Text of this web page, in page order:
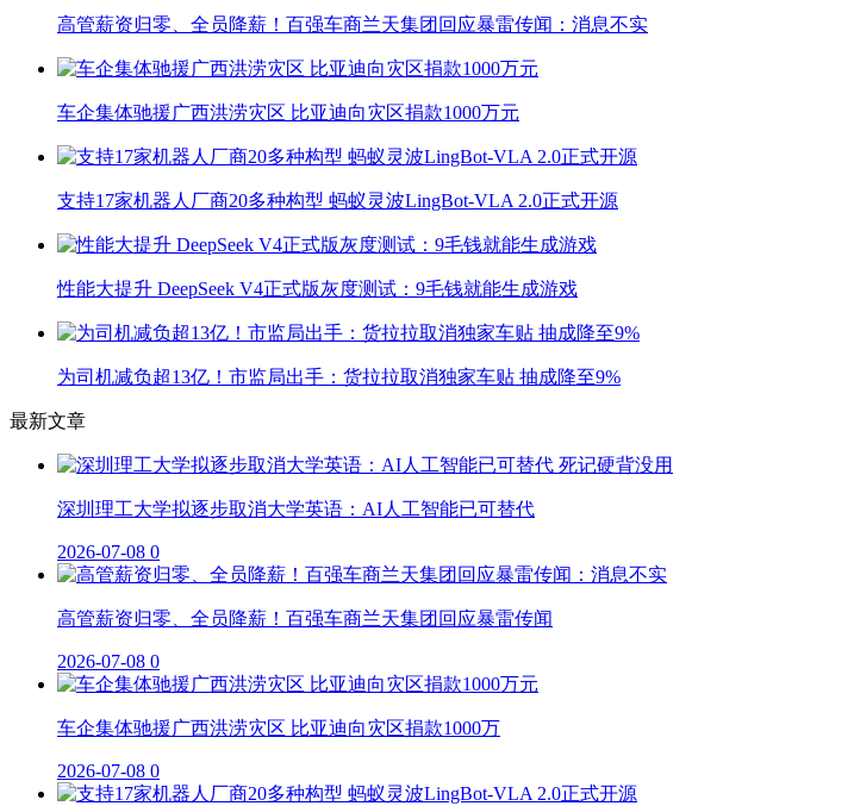
高管薪资归零、全员降薪！百强车商兰天集团回应暴雷传闻：消息不实
车企集体驰援广西洪涝灾区 比亚迪向灾区捐款1000万元
支持17家机器人厂商20多种构型 蚂蚁灵波LingBot-VLA 2.0正式开源
性能大提升 DeepSeek V4正式版灰度测试：9毛钱就能生成游戏
为司机减负超13亿！市监局出手：货拉拉取消独家车贴 抽成降至9%
最新文章
深圳理工大学拟逐步取消大学英语：AI人工智能已可替代
2026-07-08 0
高管薪资归零、全员降薪！百强车商兰天集团回应暴雷传闻
2026-07-08 0
车企集体驰援广西洪涝灾区 比亚迪向灾区捐款1000万
2026-07-08 0